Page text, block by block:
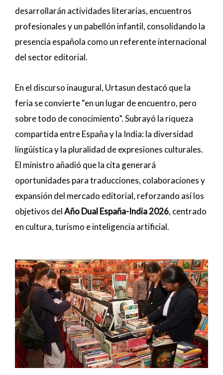
desarrollarán actividades literarias, encuentros
profesionales y un pabellón infantil, consolidando la
presencia española como un referente internacional
del sector editorial.
En el discurso inaugural, Urtasun destacó que la
feria se convierte “en un lugar de encuentro, pero
sobre todo de conocimiento”. Subrayó la riqueza
compartida entre España y la India: la diversidad
lingüística y la pluralidad de expresiones culturales.
El ministro añadió que la cita generará
oportunidades para traducciones, colaboraciones y
expansión del mercado editorial, reforzando así los
objetivos delAño Dual España-India 2026, centrado
en cultura, turismo e inteligencia artificial.